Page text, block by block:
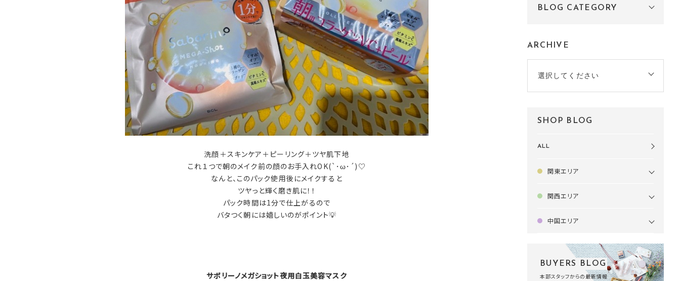
洗顔＋スキンケア＋ピーリング＋ツヤ肌下地
これ１つで朝のメイク前の顔のお手入れOK(`･ω･´)♡
なんと、このパック使用後にメイクすると
ツヤっと輝く磨き肌に！！
パック時間は1分で仕上がるので
バタつく朝には嬉しいのがポイント💡
サボリーノメガショット夜用白玉美容マスク
BLOG CATEGORY
ARCHIVE
選択してください
SHOP BLOG
ALL
関東エリア
関西エリア
中国エリア
BUYERS BLOG
本部スタッフからの最新情報